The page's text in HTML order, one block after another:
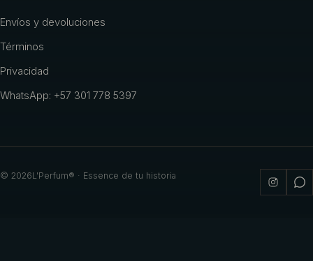
Envíos y devoluciones
Términos
Privacidad
WhatsApp: +57 301 778 5397
© 2026L'Perfum® · Essence de tu historia